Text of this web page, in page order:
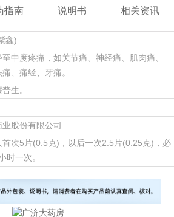
指南 说明书 相关资讯
鑫)
至中度疼痛，如关节痛、神经痛、肌肉痛、
、痛经、牙痛。
生。
股份有限公司
首次5片(0.5克)，以后一次2.5片(0.25克)，必
时一次。